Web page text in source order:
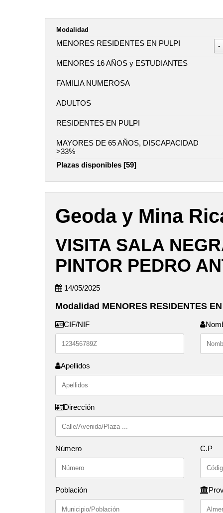
Modalidad
MENORES RESIDENTES EN PULPI -
MENORES 16 AÑOS y ESTUDIANTES
FAMILIA NUMEROSA
ADULTOS
RESIDENTES EN PULPI
MAYORES DE 65 AÑOS, DISCAPACIDAD
>33%
Plazas disponibles [59]
Geoda y Mina
VISITA SALA
PINTOR PEDRO
14/05/2025
Modalidad MENORES RESIDENTES
CIF/NIF
Apellidos
Dirección
Número C.P
Población